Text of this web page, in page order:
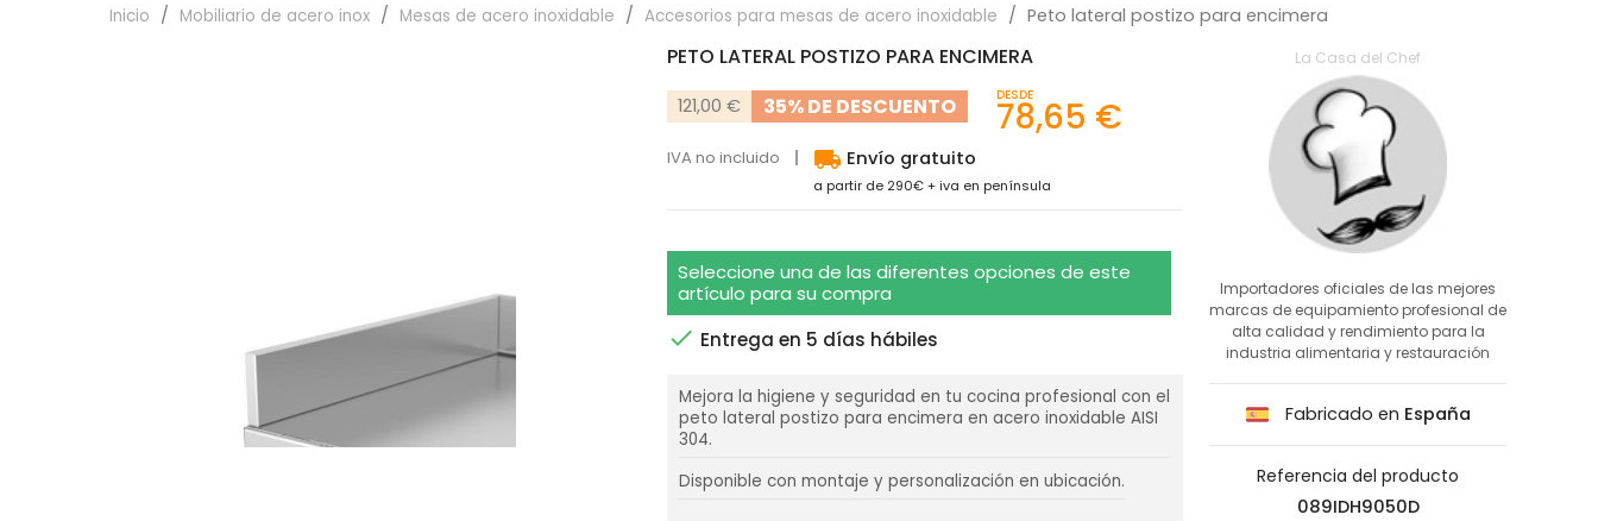
Inicio Mobiliario de acero inox Mesas de acero inoxidable Accesorios para mesas de acero inoxidable Peto lateral postizo para encimera
PETO LATERAL POSTIZO PARA ENCIMERA
121,00 € 35% DE DESCUENTO DESDE
78,65 €
IVA no incluido local_shipping Envío gratuito
a partir de 290€ + iva en península
Seleccione una de las diferentes opciones de este
artículo para su compra
 Entrega en 5 días hábiles
Mejora la higiene y seguridad en tu cocina profesional con el
peto lateral postizo para encimera en acero inoxidable AISI
304.
Disponible con montaje y personalización en ubicación.
La Casa del Chef
Importadores oficiales de las mejores
marcas de equipamiento profesional de
alta calidad y rendimiento para la
industria alimentaria y restauración
Fabricado en España
Referencia del producto
089IDH9050D